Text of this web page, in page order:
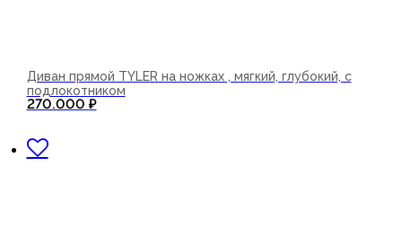
Диван прямой TYLER на ножках , мягкий, глубокий, с
подлокотником
270.000 ₽